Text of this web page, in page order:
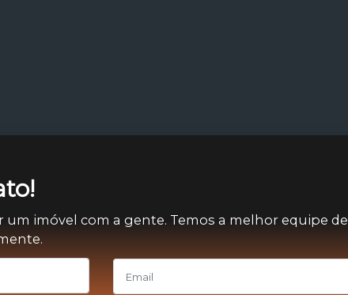
imóvel com a gente. Temos a melhor equipe de